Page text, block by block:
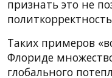
признать это не
Таких примеров
Флориде
глобального